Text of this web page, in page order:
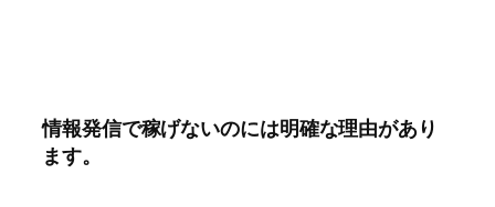
情報発信で稼げないのには明確な理由があり
ます。